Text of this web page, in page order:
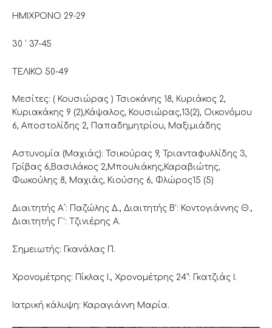
ΗΜΙΧΡΟΝΟ 29-29
30 ‘ 37-45
ΤΕΛΙΚΟ 50-49
Μεσίτες: ( Κουσιώρας ) Τσιοκάνης 18, Κυριάκος 2,
Κυριακάκης 9 (2),Κάψαλος, Κουσιώρας,13(2), Οικονόμου
6, Αποστολίδης 2, Παπαδημητρίου, Μαξιμιάδης
Αστυνομία (Μαχιάς): Τσικούρας 9, Τριανταφυλλίδης 3,
Γρίβας 6,Βασιλάκος 2,Μπουλιάκης,Καραβιώτης,
Φωκούλης 8, Μαχιάς, Κιούσης 6, Φλώρος15 (5)
Διαιτητής Α΄: Παζώλης Δ., Διαιτητής Β’: Κοντογιάννης Θ.,
Διαιτητής Γ’: Τζινιέρης Α.
Σημειωτής: Γκανάλας Π.
Χρονομέτρης: Πίκλας Ι., Χρονομέτρης 24”: Γκατζιάς Ι.
Ιατρική κάλυψη: Καραγιάννη Μαρία.